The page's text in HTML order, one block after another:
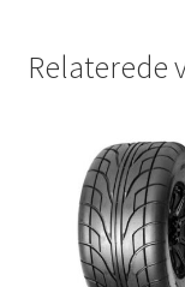
Relaterede